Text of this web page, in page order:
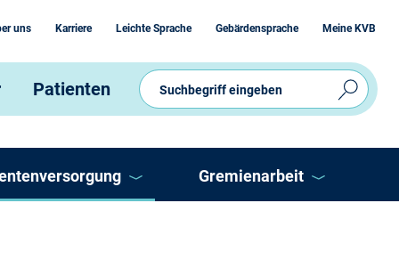
uns Karriere Leichte Sprache Gebärdensprache Meine KVB
Patienten
Gremienarbeit